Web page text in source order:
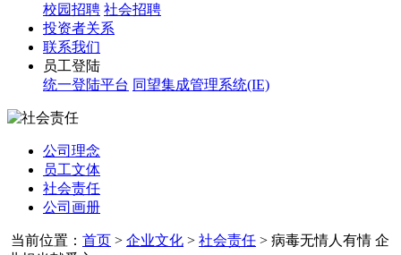
校园招聘 社会招聘
投资者关系
联系我们
员工登陆
统一登陆平台 同望集成管理系统(IE)
公司理念
员工文体
社会责任
公司画册
当前位置： 首页 > 企业文化 > 社会责任 > 病毒无情人有情 企